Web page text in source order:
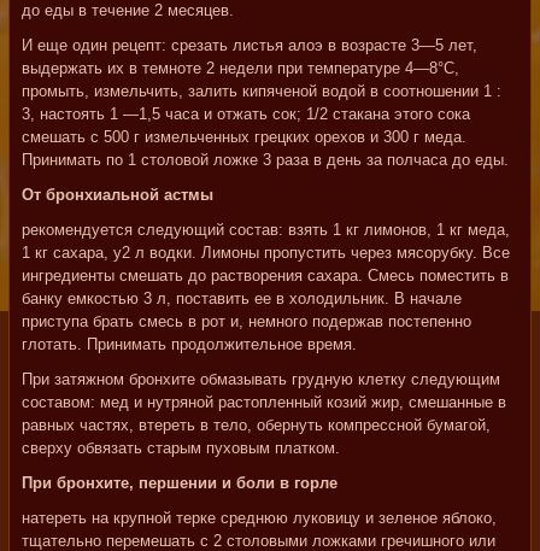
до еды в течение 2 месяцев.
И еще один рецепт: срезать листья алоэ в возрасте 3—5 лет,
выдержать их в темноте 2 недели при температуре 4—8°С,
промыть, измельчить, залить кипяченой водой в соотношении 1 :
3, настоять 1 —1,5 часа и отжать сок; 1/2 стакана этого сока
смешать с 500 г измельченных грецких орехов и 300 г меда.
Принимать по 1 столовой ложке 3 раза в день за полчаса до еды.
От бронхиальной астмы
рекомендуется следующий состав: взять 1 кг лимонов, 1 кг меда,
1 кг сахара, у2 л водки. Лимоны пропустить через мясорубку. Все
ингредиенты смешать до растворения сахара. Смесь поместить в
банку емкостью 3 л, поставить ее в холодильник. В начале
приступа брать смесь в рот и, немного подержав постепенно
глотать. Принимать продолжительное время.
При затяжном бронхите обмазывать грудную клетку следующим
составом: мед и нутряной растопленный козий жир, смешанные в
равных частях, втереть в тело, обернуть компрессной бумагой,
сверху обвязать старым пуховым платком.
При бронхите, першении и боли в горле
натереть на крупной терке среднюю луковицу и зеленое яблоко,
тщательно перемешать с 2 столовыми ложками гречишного или